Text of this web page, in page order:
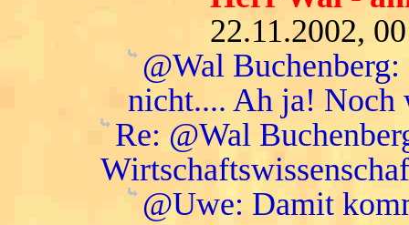
22.11.2002,
@Wal
nicht.... Ah ja! Noch
Re: @Wal
@Uwe: Damit